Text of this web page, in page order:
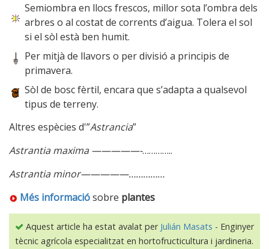
Semiombra en llocs frescos, millor sota l’ombra dels
arbres o al costat de corrents d’aigua. Tolera el sol
si el sòl està ben humit.
Per mitjà de llavors o per divisió a principis de
primavera.
Sòl de bosc fèrtil, encara que s’adapta a qualsevol
tipus de terreny.
Altres espècies d'”Astrancia”
Astrantia maxima —————-…………..
Astrantia minor—————……………
Més informaciósobre plantes
Aquest article ha estat avalat per Julián Masats - Enginyer
tècnic agrícola especialitzat en hortofructicultura i jardineria.